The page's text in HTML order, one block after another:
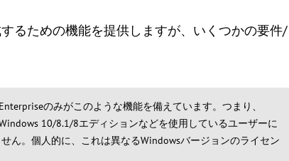
るための機能を提供しますが、いくつかの要件/
のみがこのような機能を備えています。つまり、
10/8.1/8エディションなどを使用しているユーザーに
ん。個人的に、これは異なるWindowsバージョンのライセン